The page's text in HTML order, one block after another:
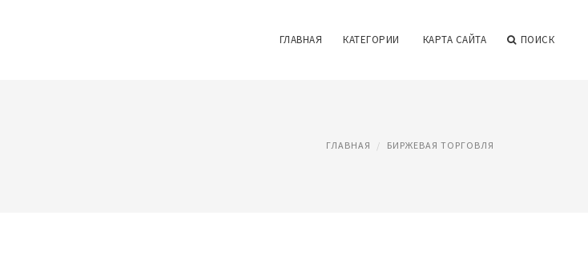
ГЛАВНАЯ КАТЕГОРИИ КАРТА САЙТА ПОИСК
ГЛАВНАЯ БИРЖЕВАЯ ТОРГОВЛЯ